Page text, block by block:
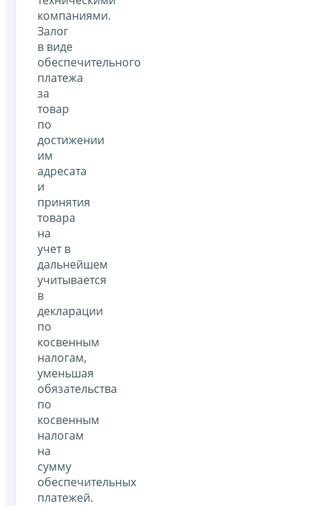
компаниями.
Залог
в виде
обеспечительного
платежа
за
товар
по
достижении
им
адресата
и
принятия
товара
на
учет в
дальнейшем
учитывается
в
декларации
по
косвенным
налогам,
уменьшая
обязательства
по
косвенным
налогам
на
сумму
обеспечительных
платежей.